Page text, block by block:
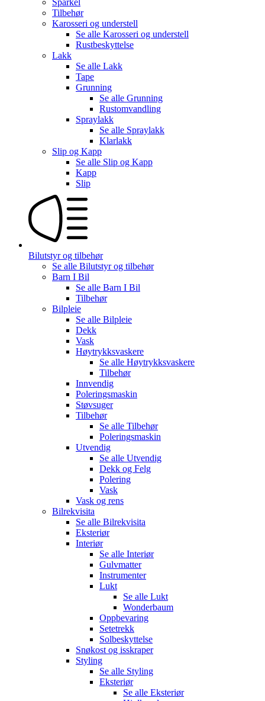
Tilbehør
Karosseri og understell
Se alle Karosseri og understell
Rustbeskyttelse
Lakk
Se alle Lakk
Tape
Grunning
Se alle Grunning
Rustomvandling
Spraylakk
Se alle Spraylakk
Klarlakk
Slip og Kapp
Se alle Slip og Kapp
Kapp
Slip
Bilutstyr og tilbehør
Se alle Bilutstyr og tilbehør
Barn I Bil
Se alle Barn I Bil
Tilbehør
Bilpleie
Se alle Bilpleie
Dekk
Vask
Høytrykksvaskere
Se alle Høytrykksvaskere
Tilbehør
Innvendig
Poleringsmaskin
Støvsuger
Tilbehør
Se alle Tilbehør
Poleringsmaskin
Utvendig
Se alle Utvendig
Dekk og Felg
Polering
Vask
Vask og rens
Bilrekvisita
Se alle Bilrekvisita
Eksteriør
Interiør
Se alle Interiør
Gulvmatter
Instrumenter
Lukt
Se alle Lukt
Wonderbaum
Oppbevaring
Setetrekk
Solbeskyttelse
Snøkost og isskraper
Styling
Se alle Styling
Eksteriør
Se alle Eksteriør